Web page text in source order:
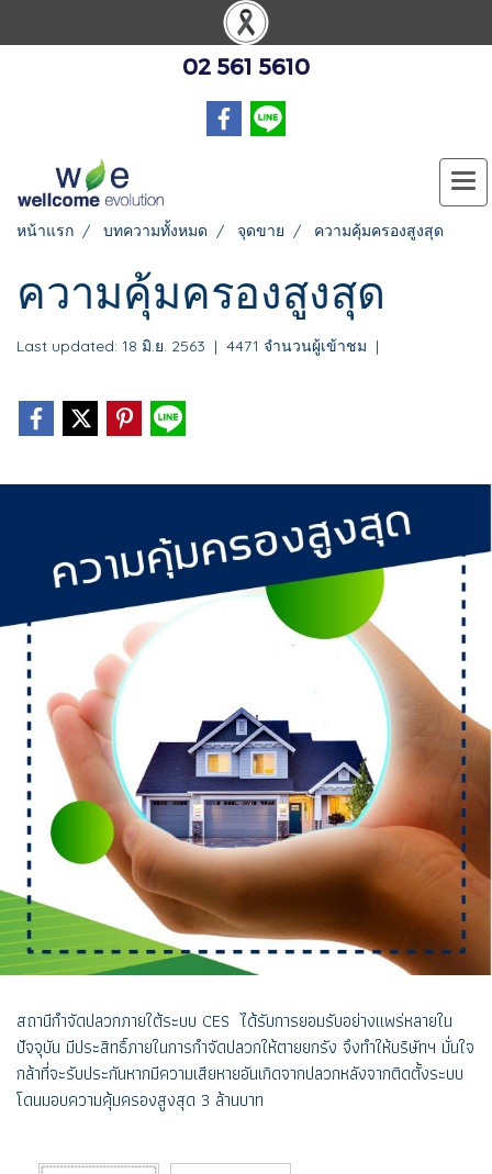
02 561 5610
หน้าแรก บทความทั้งหมด จุดขาย ความคุ้มครองสูงสุด
ความคุ้มครองสูงสุด
Last updated: 18 มิ.ย. 2563 | 4471 จำนวนผู้เข้าชม |
สถานีกำจัดปลวกภายใต้ระบบ CES ได้รับการยอมรับอย่างแพร่หลายใน
ปัจจุบัน มีประสิทธิ์ภายในการกำจัดปลวกให้ตายยกรัง จึงทำให้บริษัทฯ มั่นใจ
กล้าที่จะรับประกันหากมีความเสียหายอันเกิดจากปลวกหลังจากติดตั้งระบบ
โดนมอบความคุ้มครองสูงสุด 3 ล้านบาท